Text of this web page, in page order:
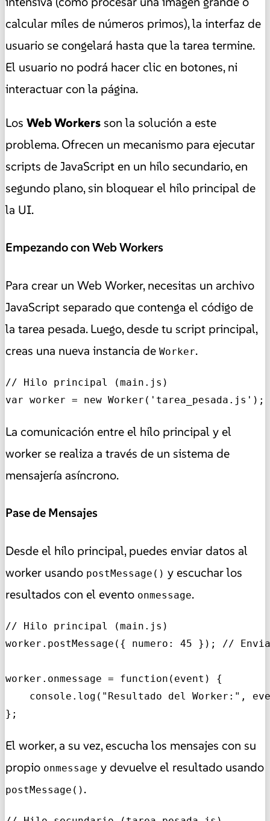
calcular miles de números primos), la interfaz de
usuario se congelará hasta que la tarea termine.
El usuario no podrá hacer clic en botones, ni
interactuar con la página.
Los Web Workers son la solución a este
problema. Ofrecen un mecanismo para ejecutar
scripts de JavaScript en un hilo secundario, en
segundo plano, sin bloquear el hilo principal de
la UI.
Empezando con Web Workers
Para crear un Web Worker, necesitas un archivo
JavaScript separado que contenga el código de
la tarea pesada. Luego, desde tu script principal,
creas una nueva instancia de Worker.
// Hilo principal (main.js)
var worker = new Worker('tarea_pesada.js');
La comunicación entre el hilo principal y el
worker se realiza a través de un sistema de
mensajería asíncrono.
Pase de Mensajes
Desde el hilo principal, puedes enviar datos al
worker usando postMessage() y escuchar los
resultados con el evento onmessage.
// Hilo principal (main.js)
worker.postMessage({ numero: 45 }); //
worker.onmessage = function(event) {
console.log("Resultado del Worker:",
};
El worker, a su vez, escucha los mensajes con su
propio onmessage y devuelve el resultado usando
postMessage() .